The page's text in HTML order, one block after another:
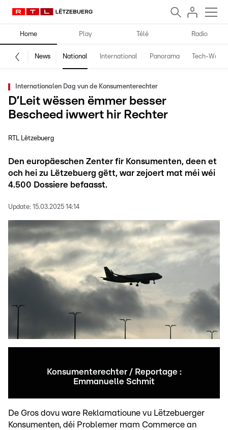
Home Play Télé Radio
News National International Panorama Tech-World
Internationalen Dag vun de Konsumenterechter
D’Leit wëssen ëmmer besser
Bescheed iwwert hir Rechter
RTL Lëtzebuerg
Den europäeschen Zenter fir Konsumenten, deen et
och hei zu Lëtzebuerg gëtt, war zejoert mat méi wéi
4.500 Dossiere befaasst.
Update: 15.03.2025 14:14
Konsumenterechter / Reportage :
Emmanuelle Schmit
De Gros dovu ware Reklamatioune vu Lëtzebuerger
Konsumenten, déi Problemer mam Commerce an